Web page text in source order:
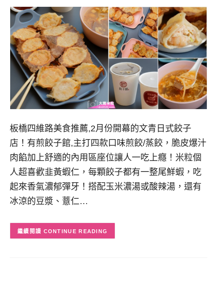
板橋四維路美食推薦,2月份開幕的文青日式餃子
店！有煎餃子館,主打四款口味煎餃/蒸餃，脆皮爆汁
肉餡加上舒適的內用區座位讓人一吃上癮！米粒個
人超喜歡韭黃蝦仁，每顆餃子都有一整尾鮮蝦，吃
起來香氣濃郁彈牙！搭配玉米濃湯或酸辣湯，還有
冰涼的豆漿、薏仁…
CONTINUE READING